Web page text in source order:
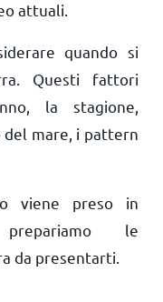
attuali.
quando si
Questi fattori
la stagione,
mare, i pattern
viene preso in
prepariamo le
da presentarti.